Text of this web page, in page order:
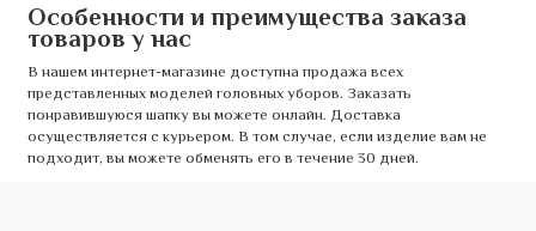
Особенности и преимущества заказа
товаров у нас
В нашем интернет-магазине доступна продажа всех
представленных моделей головных уборов. Заказать
понравившуюся шапку вы можете онлайн. Доставка
осуществляется с курьером. В том случае, если изделие вам не
подходит, вы можете обменять его в течение 30 дней.